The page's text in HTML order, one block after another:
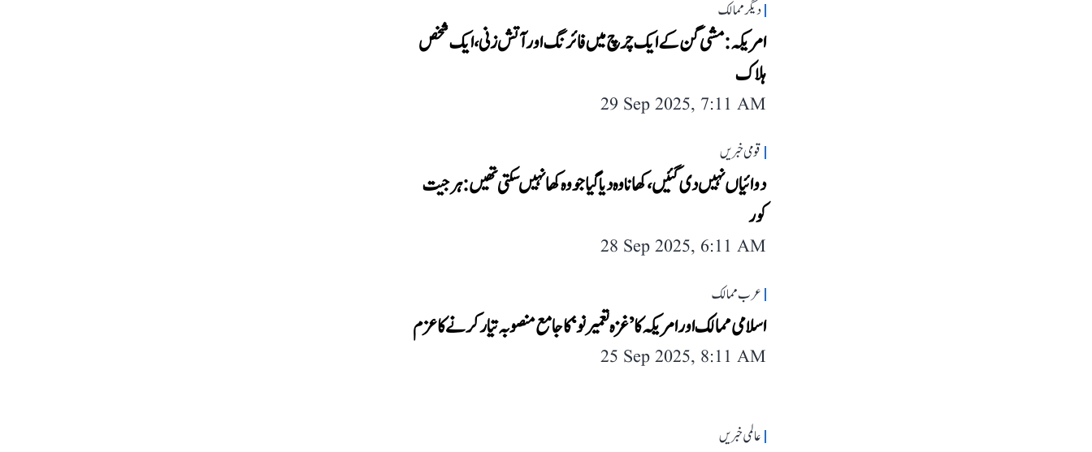
دیگر ممالک
امریکہ: مشی گن کے ایک چرچ میں فائرنگ اور آتش زنی، ایک شخص
ہلاک
29 Sep 2025, 7:11 AM
قومی خبریں
دوائیاں نہیں دی گئیں، کھانا وہ دیا گیا جو وہ کھا نہیں سکتی تھیں: ہرجیت
کور
28 Sep 2025, 6:11 AM
عرب ممالک
اسلامی ممالک اور امریکہ کا ’غزہ تعمیر نو‘ کا جامع منصوبہ تیار کرنے کا عزم
25 Sep 2025, 8:11 AM
عالمی خبریں